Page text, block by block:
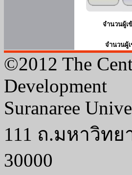
จำนวนผู้เ
จำนวนผู้เ
©2012 The
Development
Suranaree
111 ถ.มหาวิท
30000